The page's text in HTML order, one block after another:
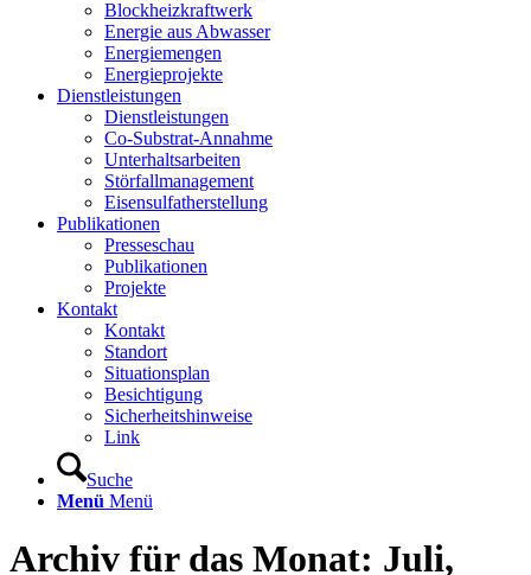
Blockheizkraftwerk
Energie aus Abwasser
Energiemengen
Energieprojekte
Dienstleistungen
Dienstleistungen
Co-Substrat-Annahme
Unterhaltsarbeiten
Störfallmanagement
Eisensulfatherstellung
Publikationen
Presseschau
Publikationen
Projekte
Kontakt
Kontakt
Standort
Situationsplan
Besichtigung
Sicherheitshinweise
Link
Suche
Menü Menü
Archiv für das Monat: Juli,